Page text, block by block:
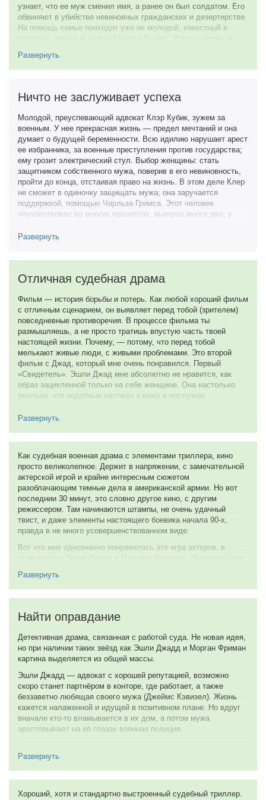
7 апреля 2011
семерку. Если перед вами стоит вопрос тратить ли на данный
фильм свое время — то мой ответ конечно же да, если вам по
душе подобный жанр.
узнает, что ее муж сменил имя, а ранее он был солдатом. Его
обвиняют в убийстве невиновных гражданских и дезертирстве.
На помощь семье приходит уже не молодой, известный в
жизни героев угрожает опасность. Помимо самого зала суда,
действие развивается на улицах небольшого городка. Сюжет
руководящего состава к давно скрытым секретам,
приковывает вас к экрану. Происходящее набирает обороты по
мере приближения к развязке. И не думайте, что все здесь так
просто. Главные роли исполнили: великолепный Морган
Фриман изобразил Чарли, а Джеймс Кэвизел перевоплотился
в обвиняемого. Приятной особенностью картины, является
больший акцент именно на криминальный триллер.
Отличная судебная драма, оставляющая после просмотра
исключительно положительные эмоции и впечатления.
8 из 10
Развернуть
Ничто не заслуживает успеха
Молодой, преуспевающий адвокат Клэр Кубик, зужем за
военным. У нее прекрасная жизнь — предел мечтаний и она
думает о будущей беременности. Всю идилию нарушает арест
ее избранника, за военные преступления против государства;
ему грозит электрический стул. Выбор женщины: стать
защитником собственного мужа, поверив в его невиновность,
пройти до конца, отстаивая право на жизнь. В этом деле Клер
не сможет в одиночку защищать мужа; она заручается
поддержкой, помощью Чарльза Гримса. Этот человек
поучавствовал во многих процессах, выиграл много дел, у
убеждаемся, почему прокуроры с судьями были против его
Детективные триллеры мой самый любимый жанр в кино. В
«Особо тяжких преступлениях» все составляющие шедевра
данного жанра есть, однако они как-то не сочетаются, быть
может, потому что я не читал новеллу, по которой снято это
кино или далек от темы этой картины. Но все не так плохо.
Актеры играют замечательно, много уводящих моментов, пара
ложных концовок, сцены поставлены, как надо и с первого
взгляда можно понять, что это не обычный сценарий, а
экранизация книги, ибо события слишком насыщены и в
диалогах довольно много точных и сильных фраз. Морган
Фриман колоритен и его герой наверное самая интересная
личность в данной картине. Эшли Джадд очень красива и
преступления» — это фильмы в котрых один из лучших
актеров современности Морган Фримэн расследует убийства.
Все картины необычайно интересные, умные, имеют
своеобразносни и слишком похожи друг на друга. Можно
сказать так «С 1995года один хуже предыдущего», в то время,
как они все хороши, но последующая в сценарной
составляющей проигрывает предшественнику. Деградция
данного жанра? Искренне надеюсь, что нет.
8 января 2011
Развернуть
Отличная судебная драма
Фильм — история борьбы и потерь. Как любой хороший фильм
с отличным сценарием, он выявляет перед тобой (зрителем)
повседневные противоречия. В процессе фильма ты
размышляешь, а не просто тратишь впустую часть твоей
настоящей жизни. Почему, — потому, что перед тобой
мелькают живые люди, с живыми проблемами. Это второй
фильм с Джад, который мне очень понравился. Первый
«Свидетель». Эшли Джад мне абсолютно не нравится, как
образ зацикленной только на себе женщине. Она настолько
реальна, что подобные частицы я вижу в поступках
детям. Стремящиеся управлять маленьким мирком вокруг
Мне надо помолчать, но актеры в фильме отличные. Знаете, я
скажу Вам, что Вы должны в это верить. Итог, Вам будет
известен после просмотра всего фильма. Муж героини похож
психотипом на Кевина Костнера. Этот фильм как-будто
читаешь интересную книгу. Настолько насыщена она
событиями. Одно открывает другое. Здесь можно и
посмеяться.
Этот фильм — история приобретений! Как хорошая книга,
которая ведет с тобой беседу. Люди, которые заняты планами.
Да здравствует (Америка) человек! Это отличная судебная
Моя оценка
9 из 10
10 октября 2010
Развернуть
Как судебная военная драма с элементами триллера, кино
просто великолепное. Держит в напряжении, с замечательной
актерской игрой и крайне интересным сюжетом
разоблачающим темные дела в американской армии. Но вот
последнии 30 минут, это словно другое кино, с другим
режиссером. Там начинаются штампы, не очень удачный
твист, и даже элементы настоящего боевика начала 90-х,
правда в не много усовершенствованном виде.
Вот что мне однозначно понравилось это игра актеров, в
темные уголки всех скрытных дел и тайн. Но создатели не
очередной раз доказывает какая сила и как важна свободная
пресса, способная просочиться в самые темные дела и
вынести их на всеобщее обозрение.
7 из 10
19 августа 2010
Развернуть
Найти оправдание
Детективная драма, связанная с работой суда. Не новая идея,
но при наличии таких звёзд как Эшли Джадд и Морган Фриман
картина выделяется из общей массы.
Эшли Джадд — адвокат с хорошей репутацией, возможно
скоро станет партнёром в конторе, где работает, а также
беззаветно любящая своего мужа (Джеймс Кэвизел). Жизнь
кажется налаженной и идущей в позитивном плане. Но вдруг
вначале кто-то вламывается в их дом, а потом мужа
арестовывают на её глазах военная полиция.
живущий ныне под другим именем и фамилией. Сообщают,
Она не может в это поверить. Прекрасный супруг, такой
Развернуть
Хороший, хотя и стандартно выстроенный судебный триллер.